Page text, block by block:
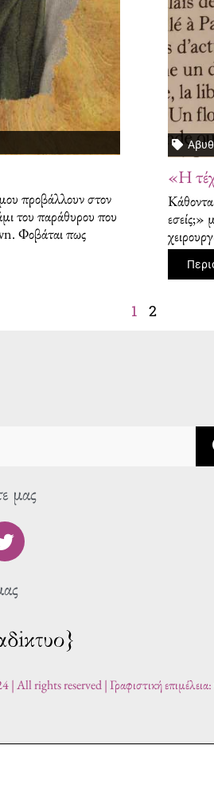
προβάλλουν στον
του παράθυρου που
Φοβάται πως
«Η
εσείς;»
1 2
μας
T
w
i
t
e
r
| All rights reserved | Γραφιστική